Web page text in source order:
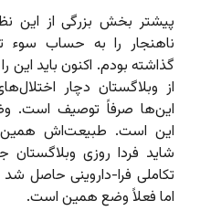
پیشتر بخش بزرگی از این
ناهنجار را به حساب سوء
گذاشته بودم. اکنون باید این
از وبلاگستان دچار
این‌ها صرفاً توصیف است.
این است. طبیعت‌اش همین
شاید فردا روزی
تکاملی فرا-داروینی حاصل
اما فعلاً وضع همین است.